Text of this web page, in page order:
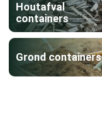
Houtafval
containers
Grond containers